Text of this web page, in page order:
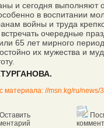
и сегодня выполняют
в воспитании
войны и труда
очередные
65 лет мирного
их мужества и
материала: //msn.kg/ru/news/
Оставить